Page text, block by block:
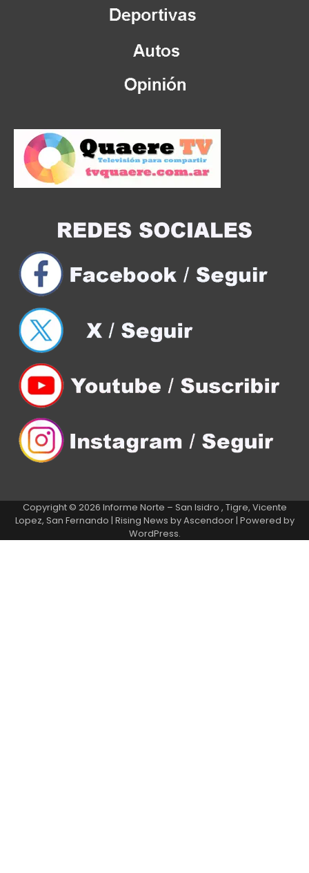
Copyright © 2026 Informe Norte – San Isidro , Tigre, Vicente
Lopez, San Fernando | Rising News byAscendoor| Powered by
WordPress.